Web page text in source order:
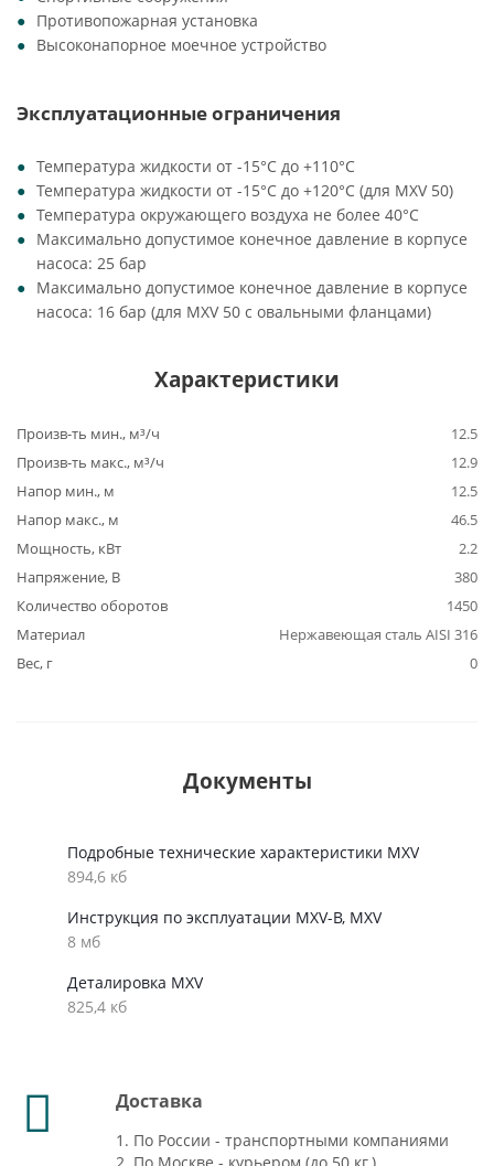
Противопожарная установка
Высоконапорное моечное устройство
Эксплуатационные ограничения
Температура жидкости от -15°C до +110°C
Температура жидкости от -15°C до +120°C (для MXV 50)
Температура окружающего воздуха не более 40°C
Максимально допустимое конечное давление в корпусе
насоса: 25 бар
Максимально допустимое конечное давление в корпусе
насоса: 16 бар (для MXV 50 с овальными фланцами)
Характеристики
Произв-ть мин., м³/ч
12.5
Произв-ть макс., м³/ч
12.9
Напор мин., м
12.5
Напор макс., м
46.5
Мощность, кВт
2.2
Напряжение, В
380
Количество оборотов
1450
Материал
Нержавеющая сталь AISI 316
Вес, г
0
Документы
Подробные технические характеристики MXV
894,6 кб
Инструкция по эксплуатации MXV-B, MXV
8 мб
Деталировка MXV
825,4 кб
Доставка
1. По России - транспортными компаниями